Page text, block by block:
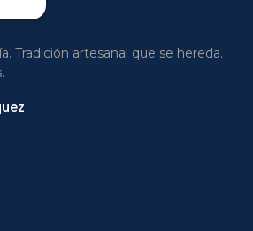
Tradición artesanal que se hereda.